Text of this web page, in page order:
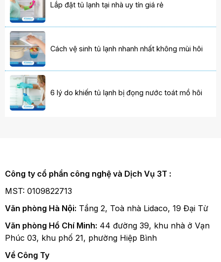
Lắp đặt tủ lạnh tại nhà uy tín giá rẻ
Cách vệ sinh tủ lạnh nhanh nhất không mùi hôi
6 lý do khiến tủ lạnh bị đọng nước toát mồ hôi
Công ty cổ phần công nghệ và Dịch Vụ 3T :
MST: 0109822713
Văn phòng Hà Nội: Tầng 2, Toà nhà Lidaco, 19 Đại Từ
Văn phòng Hồ Chí Minh: 44 đường 39, khu nhà ở Vạn
Phúc 03, khu phố 21, phường Hiệp Bình
Về Công Ty